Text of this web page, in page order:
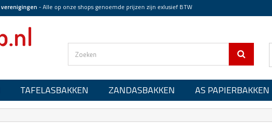
-Alle op onze shops genoemde prijzen zijn exlusief BTW
TAFELASBAKKEN ZANDASBAKKEN AS PAPIERBAKKEN